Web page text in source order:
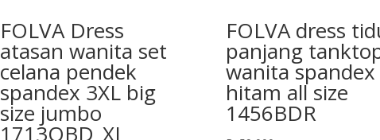
FOLVA Dress
atasan wanita set
celana pendek
spandex 3XL big
size jumbo
1713OBD_XL
FOLVA dress
panjang
wanita spandex
hitam all size
1456BDR